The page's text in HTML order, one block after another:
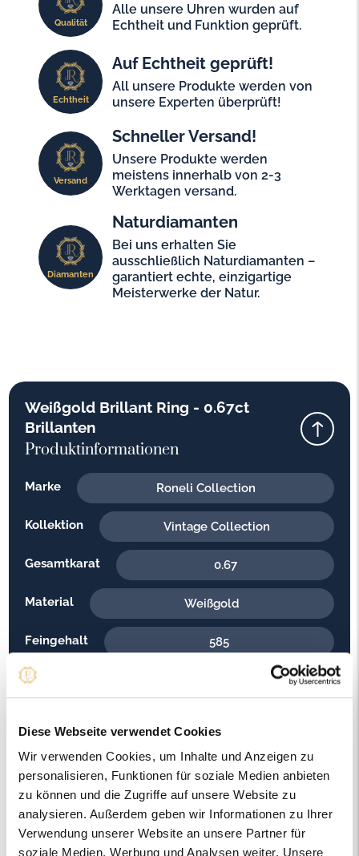
Diese Webseite verwendet Cookies
Wir verwenden Cookies, um Inhalte und Anzeigen zu
personalisieren, Funktionen für soziale Medien anbieten
zu können und die Zugriffe auf unsere Website zu
analysieren. Außerdem geben wir Informationen zu Ihrer
Verwendung unserer Website an unsere Partner für
soziale Medien, Werbung und Analysen weiter. Unsere
Qualität
Alle unsere Uhren wurden auf
Echtheit und Funktion geprüft.
Echtheit
Auf Echtheit geprüft!
All unsere Produkte werden von
unsere Experten überprüft!
Versand
Schneller Versand!
Unsere Produkte werden
meistens innerhalb von 2-3
Werktagen versand.
Diamanten
Naturdiamanten
Bei uns erhalten Sie
ausschließlich Naturdiamanten –
garantiert echte, einzigartige
Meisterwerke der Natur.
Weißgold Brillant Ring - 0.67ct
Brillanten
Produktinformationen
Marke Roneli Collection
Kollektion Vintage Collection
Gesamtkarat 0.67
Material Weißgold
Feingehalt 585
Gewicht
Steinqualität SI2
Edelsteinfarbe Diamant
Ringweite in mm 50